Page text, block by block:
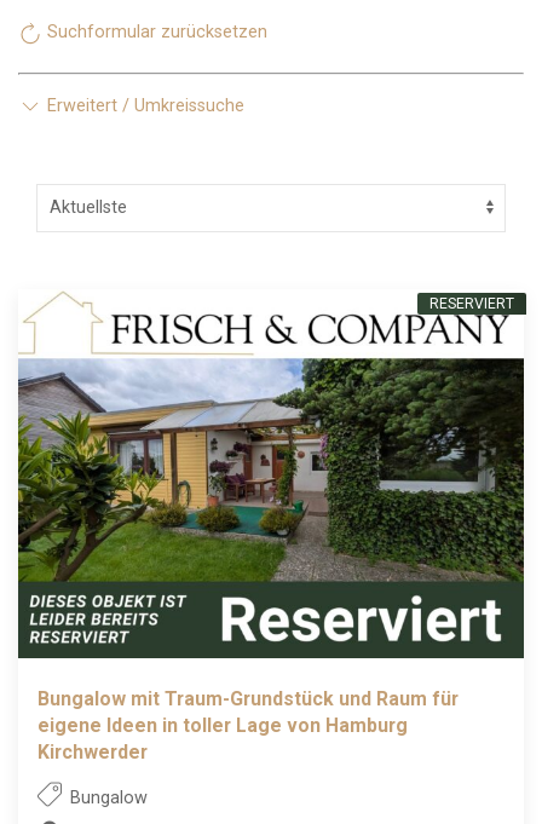
Suchformular zurücksetzen
Erweitert / Umkreissuche
Bungalow mit Traum-Grundstück und Raum für
eigene Ideen in toller Lage von Hamburg
Kirchwerder
Bungalow
RESERVIERT